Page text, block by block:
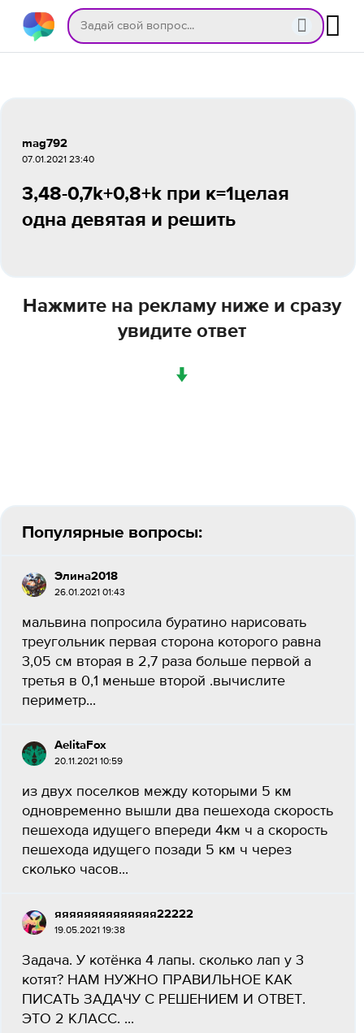
mag792
07.01.2021 23:40
3,48-0,7k+0,8+k при к=1целая
одна девятая и решить
Нажмите на рекламу ниже и сразу
увидите ответ
↓
Популярные вопросы:
Элина2018
26.01.2021 01:43
мальвина попросила буратино нарисовать
треугольник первая сторона которого равна
3,05 см вторая в 2,7 раза больше первой а
третья в 0,1 меньше второй .вычислите
периметр...
AelitaFox
20.11.2021 10:59
из двух поселков между которыми 5 км
одновременно вышли два пешехода скорость
пешехода идущего впереди 4км ч а скорость
пешехода идущего позади 5 км ч через
сколько часов...
яяяяяяяяяяяяяя22222
19.05.2021 19:38
Задача. У котёнка 4 лапы. сколько лап у 3
котят? НАМ НУЖНО ПРАВИЛЬНОЕ КАК
ПИСАТЬ ЗАДАЧУ С РЕШЕНИЕМ И ОТВЕТ.
ЭТО 2 КЛАСС. ​...